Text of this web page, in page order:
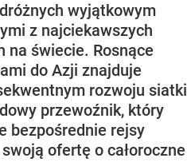
wyjątkowym
z najciekawszych
na świecie. Rosnące
do Azji znajduje
rozwoju siatki
przewoźnik, który
bezpośrednie rejsy
ofertę o całoroczne